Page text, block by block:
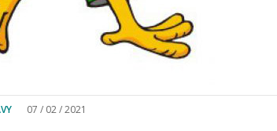
07 / 02 / 2021